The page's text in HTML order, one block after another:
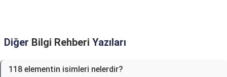
Diğer Bilgi Rehberi Yazıları
118 elementin isimleri nelerdir?